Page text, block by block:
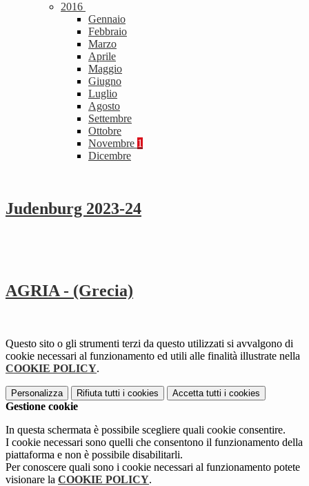
2016
Gennaio
Febbraio
Marzo
Aprile
Maggio
Giugno
Luglio
Agosto
Settembre
Ottobre
Novembre 1
Dicembre
Judenburg 2023-24
AGRIA - (Grecia)
Questo sito o gli strumenti terzi da questo utilizzati si avvalgono di
cookie necessari al funzionamento ed utili alle finalità illustrate nella
COOKIE POLICY.
Personalizza Rifiuta tutti i cookies Accetta tutti i cookies
Gestione cookie
In questa schermata è possibile scegliere quali cookie consentire.
I cookie necessari sono quelli che consentono il funzionamento della
piattaforma e non è possibile disabilitarli.
Per conoscere quali sono i cookie necessari al funzionamento potete
visionare la COOKIE POLICY.